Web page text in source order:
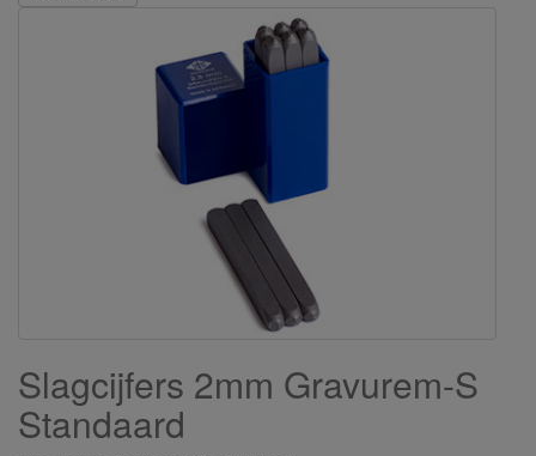
Slagcijfers 2mm Gravurem-S
Standaard